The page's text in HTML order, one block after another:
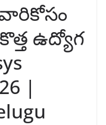
ఉద్యోగ
|